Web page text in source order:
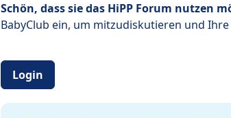
Schön, dass sie das HiPP Forum nutzen
BabyClub ein, um mitzudiskutieren und
Login